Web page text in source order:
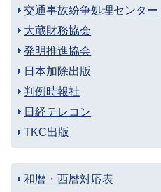
交通事故紛争処理センター
大蔵財務協会
発明推進協会
日本加除出版
判例時報社
日経テレコン
TKC出版
和暦・西暦対応表